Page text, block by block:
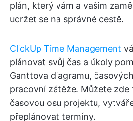
plán, který vám a vašim
udržet se na správné cestě.
ClickUp Time Management
plánovat svůj čas a úkoly
Ganttova diagramu,
pracovní zátěže. Můžete zde
časovou osu projektu,
přeplánovat termíny.